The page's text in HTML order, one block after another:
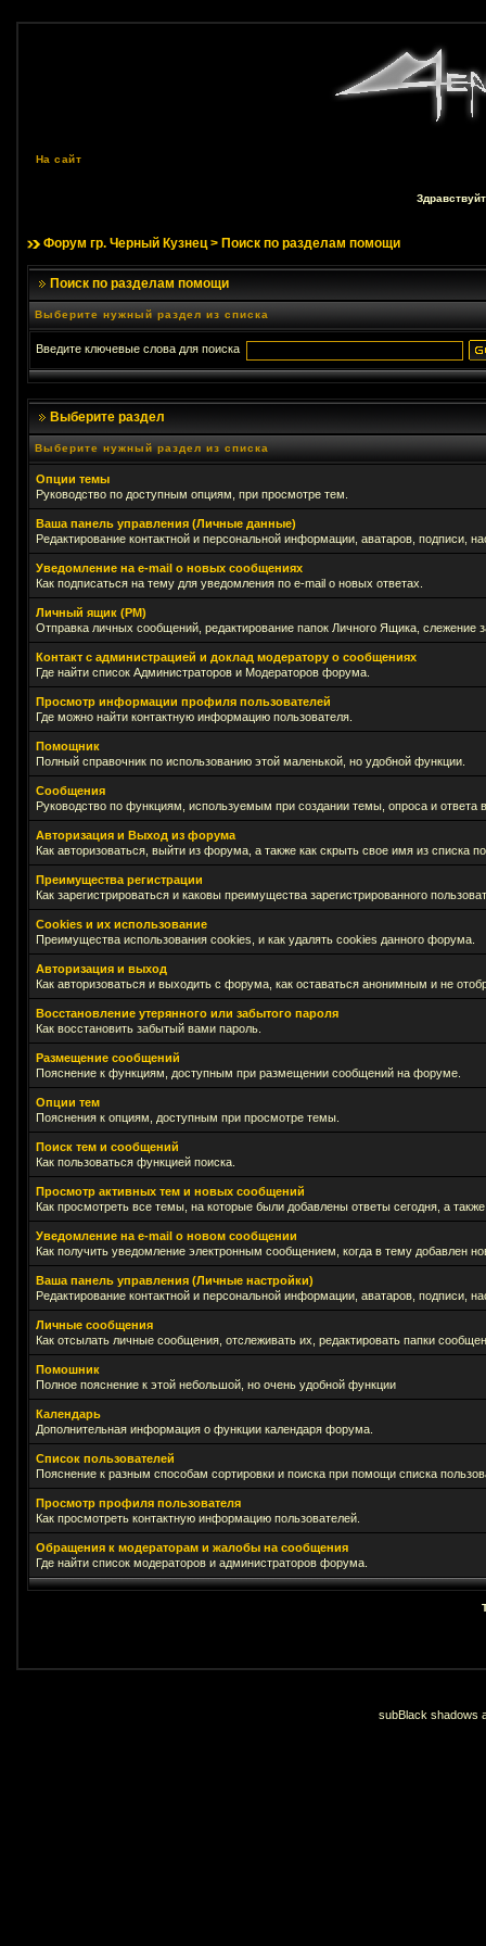
На сайт
Форум гр. Черный Кузнец> Поиск по разделам помощи
Поиск по разделам помощи
Выберите нужный раздел из списка
Введите ключевые слова для поиска
Выберите раздел
Выберите нужный раздел из списка
Опции темы
Руководство по доступным опциям, при просмотре тем.
Ваша панель управления (Личные данные)
Редактирование контактной и персональной информации, аватаров, подписи,
Уведомление на e-mail о новых сообщениях
Как подписаться на тему для уведомления по e-mail о новых ответах.
Личный ящик (PM)
Отправка личных сообщений, редактирование папок Личного Ящика,
Контакт с администрацией и доклад модератору о сообщениях
Где найти список Администраторов и Модераторов форума.
Просмотр информации профиля пользователей
Где можно найти контактную информацию пользователя.
Помощник
Полный справочник по использованию этой маленькой, но удобной функции.
Сообщения
Руководство по функциям, используемым при создании темы, опроса и ответа
Авторизация и Выход из форума
Как авторизоваться, выйти из форума, а также как скрыть свое имя из списка
Преимущества регистрации
Как зарегистрироваться и каковы преимущества зарегистрированного
Cookies и их использование
Преимущества использования cookies, и как удалять cookies данного форума.
Авторизация и выход
Как авторизоваться и выходить с форума, как оставаться анонимным и не
Восстановление утерянного или забытого пароля
Как восстановить забытый вами пароль.
Размещение сообщений
Пояснение к функциям, доступным при размещении сообщений на форуме.
Опции тем
Пояснения к опциям, доступным при просмотре темы.
Поиск тем и сообщений
Как пользоваться функцией поиска.
Просмотр активных тем и новых сообщений
Как просмотреть все темы, на которые были добавлены ответы сегодня, а
Уведомление на е-mail о новом сообщении
Как получить уведомление электронным сообщением, когда в тему добавлен
Ваша панель управления (Личные настройки)
Редактирование контактной и персональной информации, аватаров, подписи,
Личные сообщения
Как отсылать личные сообщения, отслеживать их, редактировать папки
Помошник
Полное пояснение к этой небольшой, но очень удобной функции
Календарь
Дополнительная информация о функции календаря форума.
Список пользователей
Пояснение к разным способам сортировки и поиска при помощи списка
Просмотр профиля пользователя
Как просмотреть контактную информацию пользователей.
Обращения к модераторам и жалобы на сообщения
Где найти список модераторов и администраторов форума.
subBlack shadows